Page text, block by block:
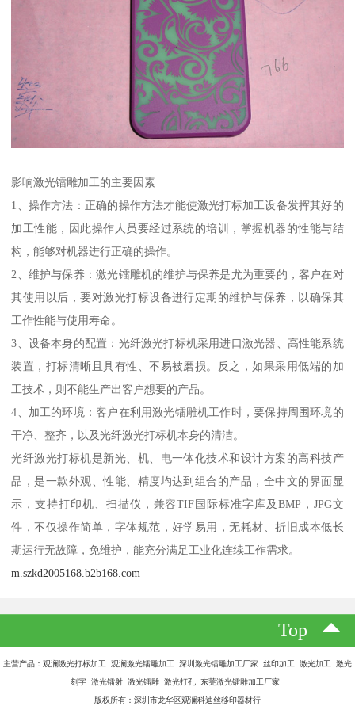
影响激光镭雕加工的主要因素
1、操作方法：正确的操作方法才能使激光打标加工设备发挥其好的
加工性能，因此操作人员要经过系统的培训，掌握机器的性能与结
构，能够对机器进行正确的操作。
2、维护与保养：激光镭雕机的维护与保养是尤为重要的，客户在对
其使用以后，要对激光打标设备进行定期的维护与保养，以确保其
工作性能与使用寿命。
3、设备本身的配置：光纤激光打标机采用进口激光器、高性能系统
装置，打标清晰且具有性、不易被磨损。反之，如果采用低端的加
工技术，则不能生产出客户想要的产品。
4、加工的环境：客户在利用激光镭雕机工作时，要保持周围环境的
干净、整齐，以及光纤激光打标机本身的清洁。
光纤激光打标机是新光、机、电一体化技术和设计方案的高科技产
品，是一款外观、性能、精度均达到组合的产品，全中文的界面显
示，支持打印机、扫描仪，兼容TIF国际标准字库及BMP，JPG文
件，不仅操作简单，字体规范，好学易用，无耗材、折旧成本低长
期运行无故障，免维护，能充分满足工业化连续工作需求。
m.szkd2005168.b2b168.com
Top
主营产品：观澜激光打标加工 观澜激光镭雕加工 深圳激光镭雕加工厂家 丝印加工 激光加工 激光
刻字 激光镭射 激光镭雕 激光打孔 东莞激光镭雕加工厂家
版权所有：深圳市龙华区观澜科迪丝移印器材行